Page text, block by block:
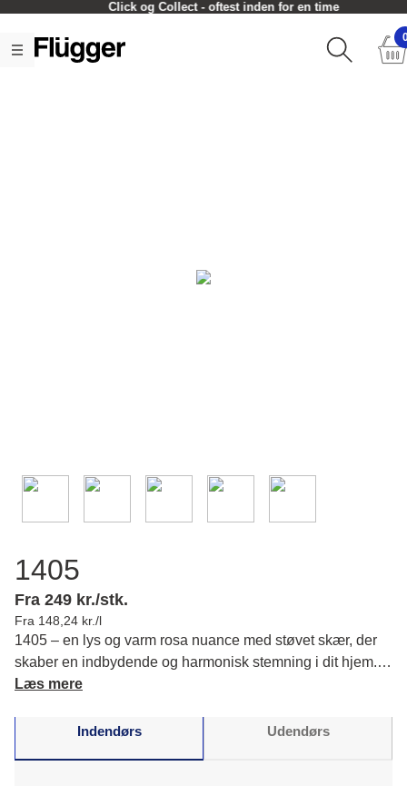
Click og Collect - oftest inden for en time
1405
Fra 249 kr./stk.
Fra 148,24 kr./l
1405 – en lys og varm rosa nuance med støvet skær, der
skaber en indbydende og harmonisk stemning i dit hjem.
Du får et blidt og elegant udtryk, der løfter rummet med en
Læs mere
Indendørs Udendørs